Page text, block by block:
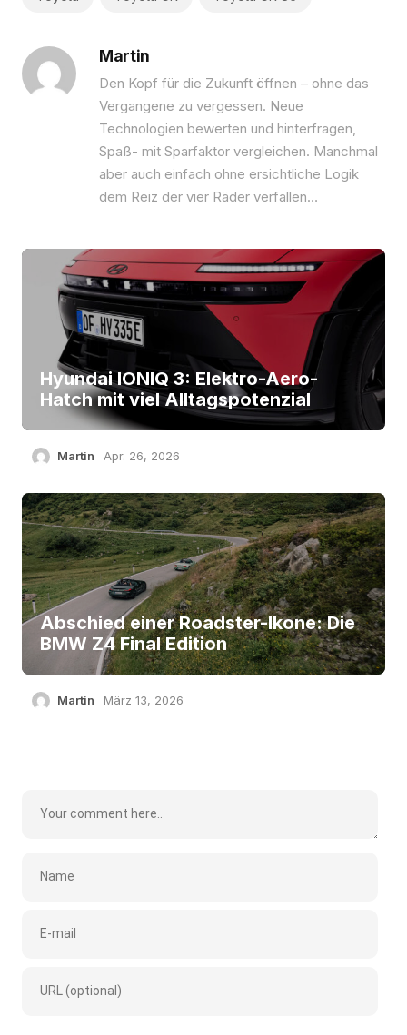
Martin
Den Kopf für die Zukunft öffnen – ohne das
Vergangene zu vergessen. Neue
Technologien bewerten und hinterfragen,
Spaß- mit Sparfaktor vergleichen. Manchmal
aber auch einfach ohne ersichtliche Logik
dem Reiz der vier Räder verfallen…
Hyundai IONIQ 3: Elektro-Aero-
Hatch mit viel Alltagspotenzial
Martin Apr. 26, 2026
Abschied einer Roadster-Ikone: Die
BMW Z4 Final Edition
Martin März 13, 2026